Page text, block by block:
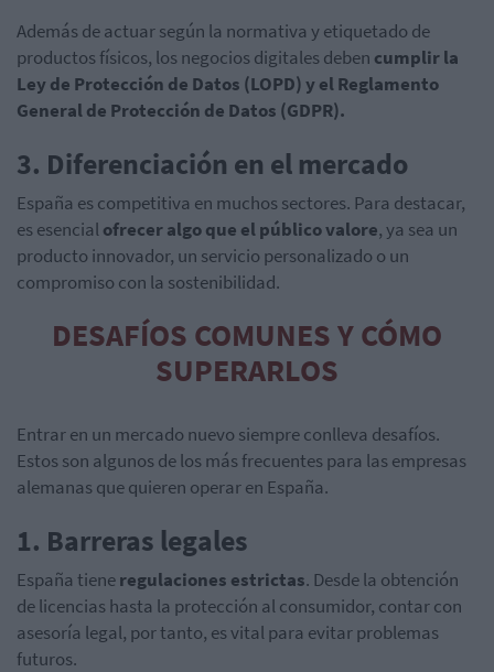
Además de actuar según la normativa y etiquetado de
productos físicos, los negocios digitales deben cumplir la
Ley de Protección de Datos (LOPD) y el Reglamento
General de Protección de Datos (GDPR).
3. Diferenciación en el mercado
España es competitiva en muchos sectores. Para destacar,
es esencialofrecer algo que el público valore, ya sea un
producto innovador, un servicio personalizado o un
compromiso con la sostenibilidad.
DESAFÍOS COMUNES Y CÓMO
SUPERARLOS
Entrar en un mercado nuevo siempre conlleva desafíos.
Estos son algunos de los más frecuentes para las empresas
alemanas que quieren operar en España.
1. Barreras legales
España tieneregulaciones estrictas. Desde la obtención
de licencias hasta la protección al consumidor, contar con
asesoría legal, por tanto, es vital para evitar problemas
futuros.